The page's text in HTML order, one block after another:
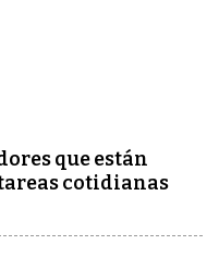
que están
cotidianas